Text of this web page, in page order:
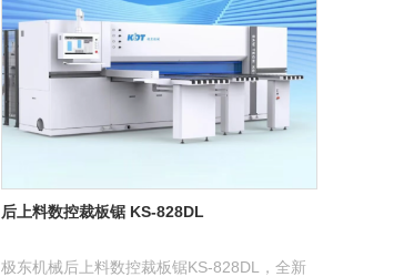
后上料数控裁板锯 KS-828DL
极东机械后上料数控裁板锯KS-828DL，全新